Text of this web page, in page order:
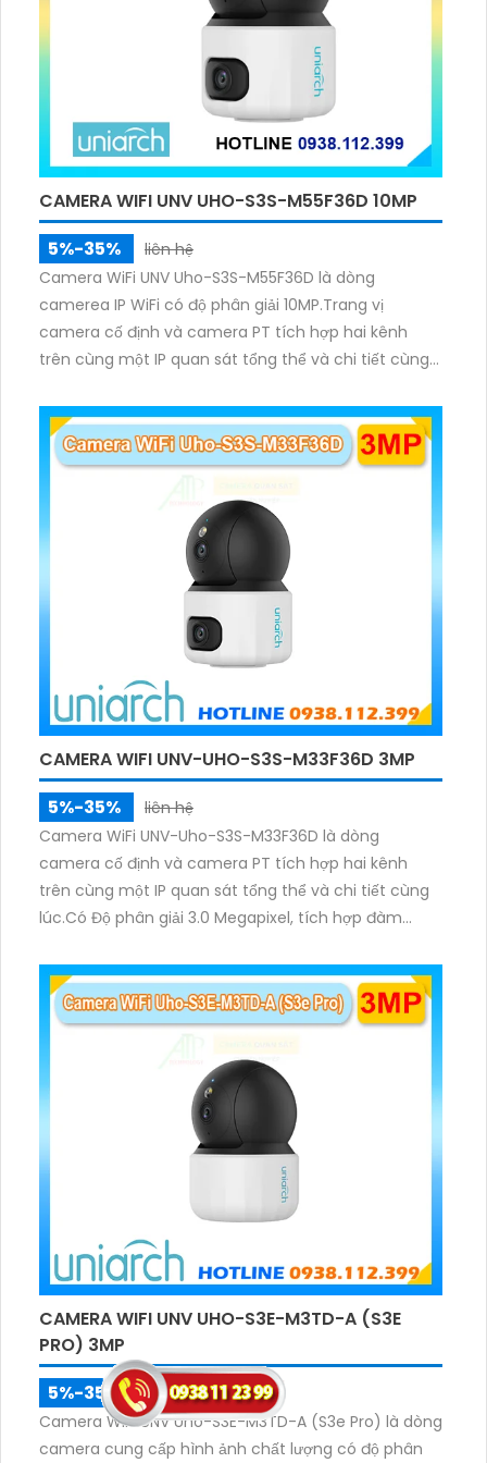
Hình HD Analog DH-XVR5216AN-4KL-I3 là lựa chọn lý
tưởng cho hệ thống giám sát an ninh, đảm bảo sự
an toàn và tin cậy cho công trình của bạn.
CAMERA WIFI UNV UHO-S3S-M55F36D 10MP
5%-35%
liên hệ
Camera WiFi UNV Uho-S3S-M55F36D là dòng
camerea IP WiFi có độ phân giải 10MP.Trang vị
camera cố định và camera PT tích hợp hai kênh
trên cùng một IP quan sát tổng thể và chi tiết cùng
ánh sáng. Kết hợp hồng ngoại và đèn ấm cho hình
ảnh có màu trong nhiều điều kiện khác nhau trong
phạm vi 3m.
CAMERA WIFI UNV-UHO-S3S-M33F36D 3MP
5%-35%
liên hệ
Camera WiFi UNV-Uho-S3S-M33F36D là dòng
camera cố định và camera PT tích hợp hai kênh
trên cùng một IP quan sát tổng thể và chi tiết cùng
lúc.Có Độ phân giải 3.0 Megapixel, tích hợp đàm
sáng ấm lên đến 10m.
CAMERA WIFI UNV UHO-S3E-M3TD-A (S3E
PRO) 3MP
5%-35%
liên hệ
Camera WiFi UNV Uho-S3E-M3TD-A (S3e Pro) là dòng
camera cung cấp hình ảnh chất lượng có độ phân